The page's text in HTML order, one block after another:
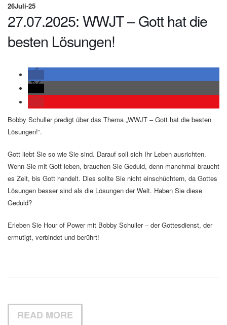
26Juli-25
27.07.2025: WWJT – Gott hat die
besten Lösungen!
Bobby Schuller predigt über das Thema „WWJT – Gott hat die besten
Lösungen!“.
Gott liebt Sie so wie Sie sind. Darauf soll sich Ihr Leben ausrichten.
Wenn Sie mit Gott leben, brauchen Sie Geduld, denn manchmal braucht
es Zeit, bis Gott handelt. Dies sollte Sie nicht einschüchtern, da Gottes
Lösungen besser sind als die Lösungen der Welt. Haben Sie diese
Geduld?
Erleben Sie Hour of Power mit Bobby Schuller – der Gottesdienst, der
ermutigt, verbindet und berührt!
READ MORE